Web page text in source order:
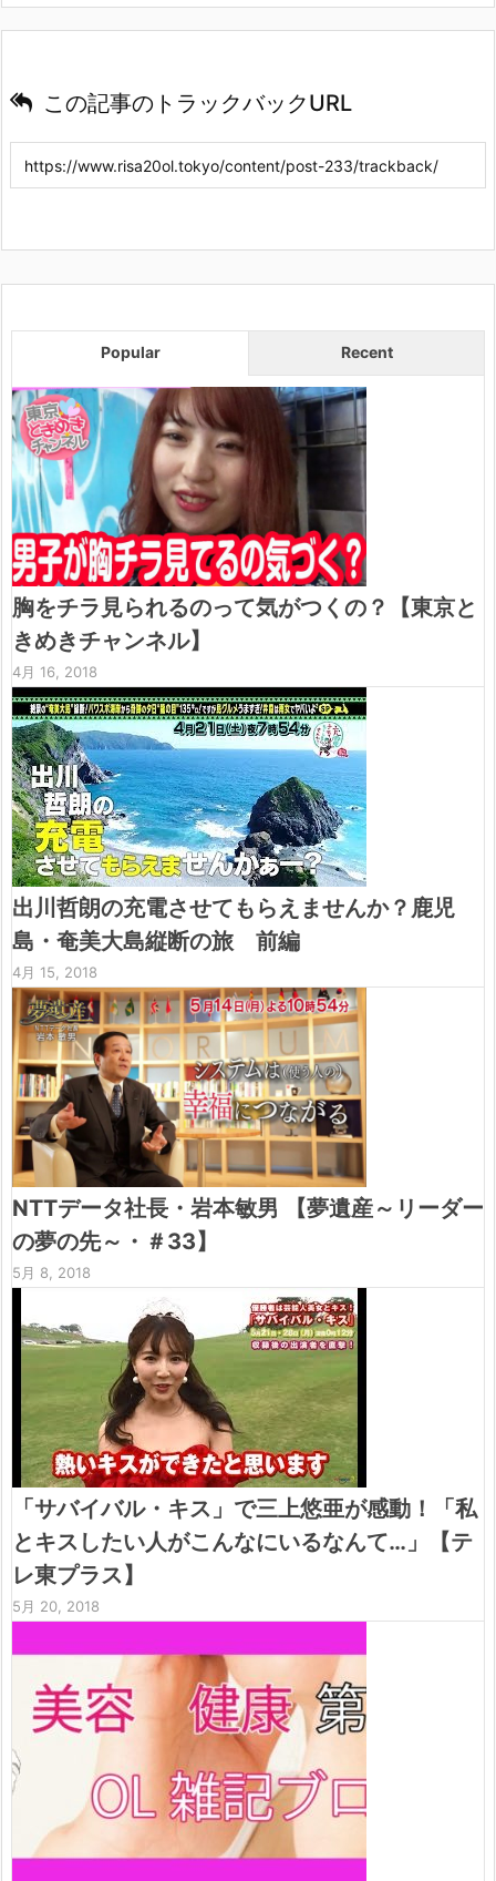
この記事のトラックバックURL
Popular Recent
胸をチラ見られるのって気がつくの？【東京と
きめきチャンネル】
4月 16, 2018
出川哲朗の充電させてもらえませんか？鹿児
島・奄美大島縦断の旅 前編
4月 15, 2018
NTTデータ社長・岩本敏男 【夢遺産～リーダー
の夢の先～・＃33】
5月 8, 2018
「サバイバル・キス」で三上悠亜が感動！「私
とキスしたい人がこんなにいるなんて…」【テ
レ東プラス】
5月 20, 2018